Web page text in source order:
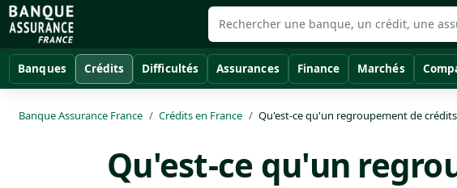
Banques Crédits Difficultés Assurances Finance Marchés
Banque Assurance France Crédits en France Qu'est-ce qu'un regroupement de
Qu'est-ce qu'un